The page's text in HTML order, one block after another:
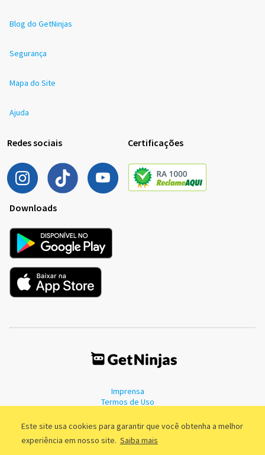
Este site usa cookies para garantir que você obtenha a melhor
experiência em nosso site. Saiba mais
Blog do GetNinjas
Segurança
Mapa do Site
Ajuda
Redes sociais Certificações
Downloads
Imprensa
Termos de Uso